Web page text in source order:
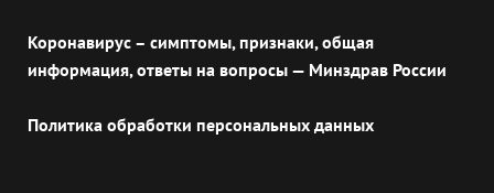
Коронавирус – симптомы, признаки, общая
информация, ответы на вопросы — Минздрав России
Политика обработки персональных данных